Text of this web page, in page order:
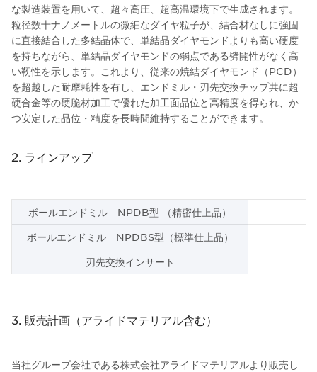
な製造装置を用いて、超々高圧、超高温環境下で生成されます。
粒径数十ナノメートルの微細なダイヤ粒子が、結合材なしに強固
に直接結合した多結晶体で、単結晶ダイヤモンドよりも高い硬度
を持ちながら、単結晶ダイヤモンドの弱点である劈開性がなく高
い靭性を示します。これより、従来の焼結ダイヤモンド（PCD）
を超越した耐摩耗性を有し、エンドミル・刃先交換チップ共に超
硬合金等の硬脆材加工で優れた加工面品位と高精度を得られ、か
つ安定した品位・精度を長時間維持することができます。
2. ラインアップ
ボールエンドミル NPDB型 （精密仕上品）
ボールエンドミル NPDBS型（標準仕上品）
刃先交換インサート
3. 販売計画（アライドマテリアル含む）
当社グループ会社である株式会社アライドマテリアルより販売し